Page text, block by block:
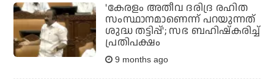
'കേരളം അതീവ ദരിദ്ര രഹിത
സംസ്ഥാനമാണെന്ന് പറയുന്നത്
ശുദ്ധ തട്ടിപ്പ്'; സഭ ബഹിഷ്കരിച്ച്
പ്രതിപക്ഷം
9 months ago